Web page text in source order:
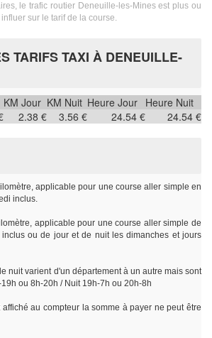
le trafic routier Deneuille-les-Mines est plus ou
sur le tarif de la course.
TARIFS TAXI À DENEUILLE-
KM Jour KM Nuit Heure Jour Heure Nuit
2.38 € 3.56 € 24.54 € 24.54 €
applicable pour une course aller simple en
inclus.
applicable pour une course aller simple de
ou de jour et de nuit les dimanches et jours
nuit varient d'un département à un autre mais sont
ou 8h-20h / Nuit 19h-7h ou 20h-8h
au compteur la somme à payer ne peut être